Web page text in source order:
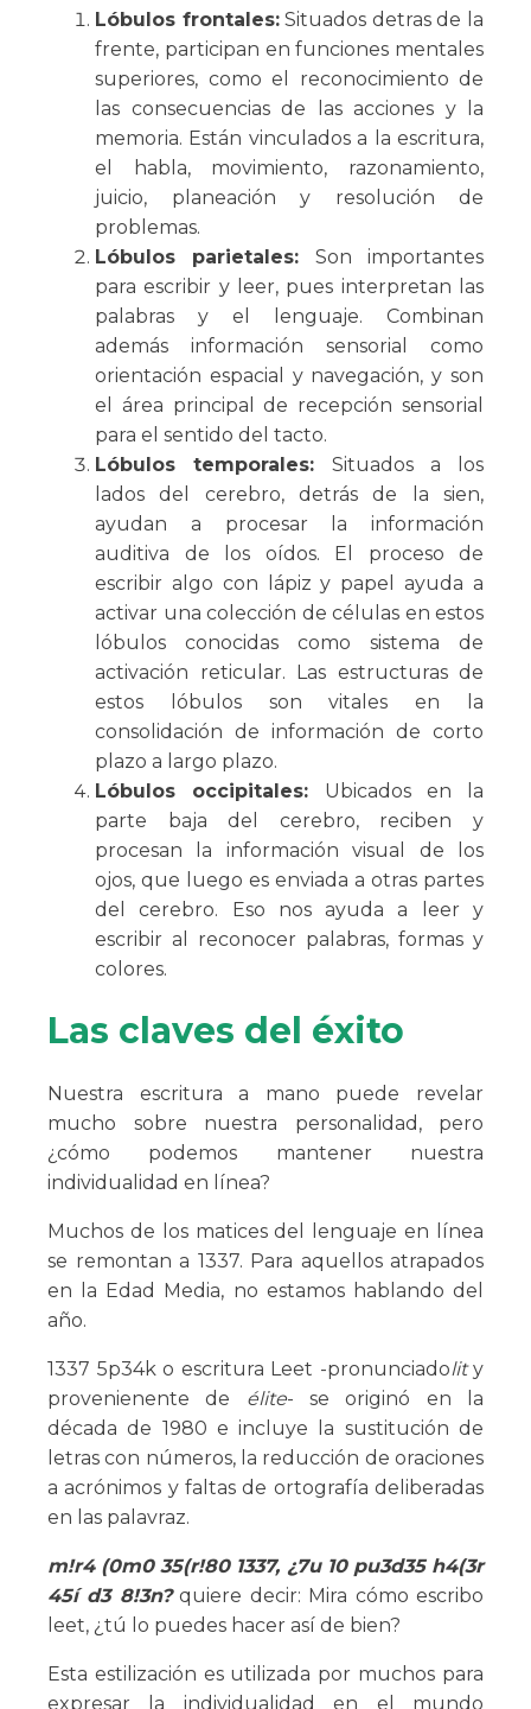
Lóbulos frontales:Situados detras de la
frente, participan en funciones mentales
superiores, como el reconocimiento de
las consecuencias de las acciones y la
memoria. Están vinculados a la escritura,
el habla, movimiento, razonamiento,
juicio, planeación y resolución de
problemas.
Lóbulos parietales: Son importantes
para escribir y leer, pues interpretan las
palabras y el lenguaje. Combinan
además información sensorial como
orientación espacial y navegación, y son
el área principal de recepción sensorial
para el sentido del tacto.
Lóbulos temporales: Situados a los
lados del cerebro, detrás de la sien,
ayudan a procesar la información
auditiva de los oídos. El proceso de
escribir algo con lápiz y papel ayuda a
activar una colección de células en estos
lóbulos conocidas como sistema de
activación reticular. Las estructuras de
estos lóbulos son vitales en la
consolidación de información de corto
plazo a largo plazo.
Lóbulos occipitales: Ubicados en la
parte baja del cerebro, reciben y
procesan la información visual de los
ojos, que luego es enviada a otras partes
del cerebro. Eso nos ayuda a leer y
escribir al reconocer palabras, formas y
colores.
Las claves del éxito
Nuestra escritura a mano puede revelar
mucho sobre nuestra personalidad, pero
¿cómo podemos mantener nuestra
individualidad en línea?
Muchos de los matices del lenguaje en línea
se remontan a 1337. Para aquellos atrapados
en la Edad Media, no estamos hablando del
año.
1337 5p34k o escritura Leet -pronunciadolity
provenienente de élite- se originó en la
década de 1980 e incluye la sustitución de
letras con números, la reducción de oraciones
a acrónimos y faltas de ortografía deliberadas
en las palavraz.
m!r4 (0m0 35(r!80 1337, ¿7u 10 pu3d35 h4(3r
45í d3 8!3n?quiere decir: Mira cómo escribo
leet, ¿tú lo puedes hacer así de bien?
Esta estilización es utilizada por muchos para
expresar la individualidad en el mundo